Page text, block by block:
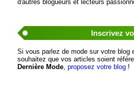
d'autres blogueurs et lecteurs
Inscrivez
Si vous parlez de mode sur votre blog
souhaitez que vos articles soient
Dernière Mode, proposez votre blog!